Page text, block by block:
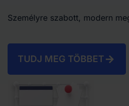
Személyre szabott, modern
TUDJ MEG TÖBBET